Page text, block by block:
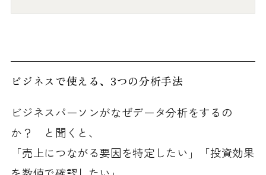
ビジネスで使える、3つの分析手法
ビジネスパーソンがなぜデータ分析をするの
か？ と聞くと、
「売上につながる要因を特定したい」「投資効果